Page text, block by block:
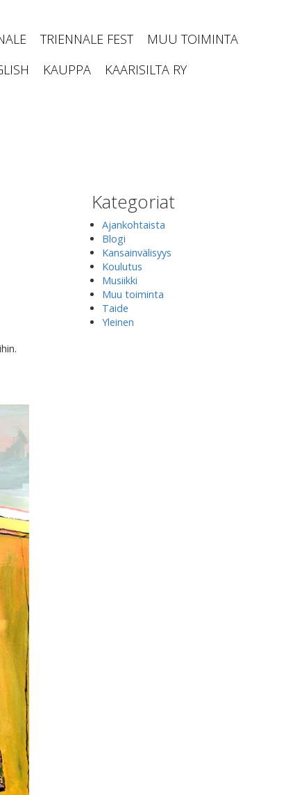
TRIENNALE FEST
MUU TOIMINTA
KAUPPA
KAARISILTA RY
Kategoriat
Ajankohtaista
Blogi
Kansainvälisyys
Koulutus
Musiikki
Muu toiminta
Taide
Yleinen